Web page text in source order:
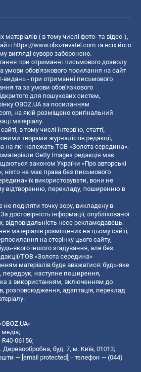
( в тому числі фото- та відео-),
https://www.obozrevatel.com та всіх його
вигляді суворо заборонено.
при отриманні письмового дозволу
умови обов'язкового посилання на сайт
видань - при отриманні письмового
та за умови обов'язкового
для пошукових систем,
OBOZ.UA за посиланням
, на якій розміщено оригінальний
матеріалу.
в тому числі інтерв’ю, статті,
творами журналістів редакції,
на які належать ТОВ «Золота середина».
Getty Images редакція має
законом України «Про авторські
ніхто не має права без письмового
їх використовувати, вони не
відтворенню, перекладу, поширенню в
не поділяти точку зору, викладену в
достовірність інформації, опублікованої
відповідальність несе рекламодавець.
матеріалів розміщених на цьому сайті,
на сторінку цього сайту,
якого іншого згадування, але без
ТОВ «Золота середина»
матеріалів буде вважатися: будь-яке
наступне поширення,
з використанням, включенням до
розповсюдження, адаптація, переклад
06156;
буд. 7, м. Київ, 01013;
— [email protected] ; - телефон — (044)